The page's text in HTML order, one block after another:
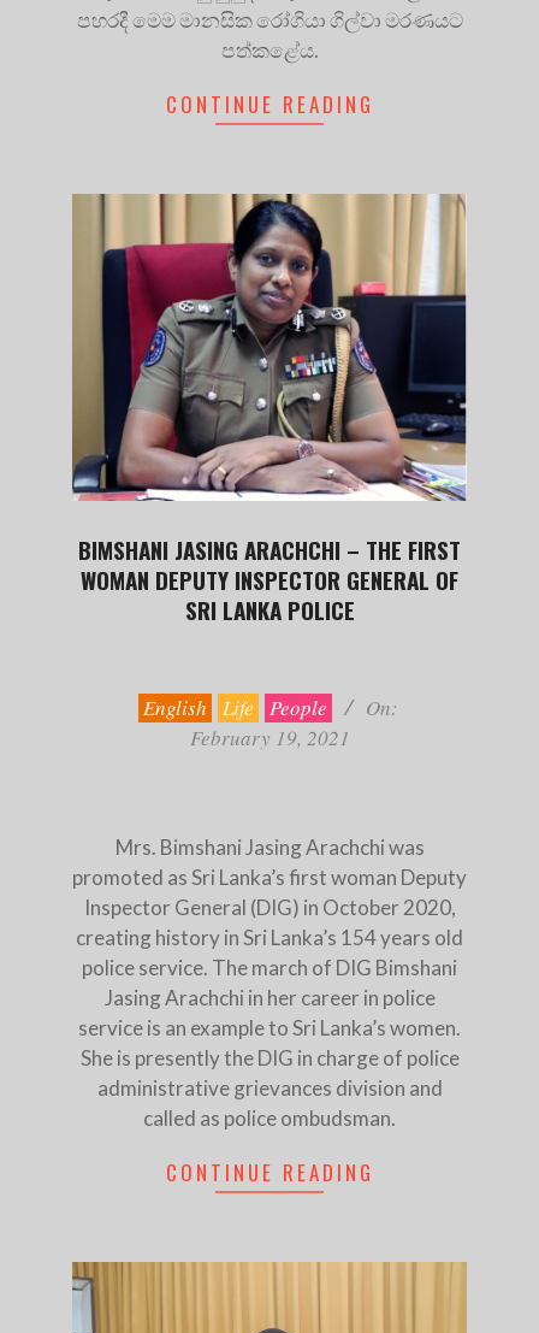
පහරදී මෙම මානසික රෝගියා ගිල්වා මරණයට
පත්කළේය.
CONTINUE READING
BIMSHANI JASING ARACHCHI – THE FIRST
WOMAN DEPUTY INSPECTOR GENERAL OF
SRI LANKA POLICE
English Life People
On:
February 19, 2021
Mrs. Bimshani Jasing Arachchi was
promoted as Sri Lanka’s first woman Deputy
Inspector General (DIG) in October 2020,
creating history in Sri Lanka’s 154 years old
police service. The march of DIG Bimshani
Jasing Arachchi in her career in police
service is an example to Sri Lanka’s women.
She is presently the DIG in charge of police
administrative grievances division and
called as police ombudsman.
CONTINUE READING